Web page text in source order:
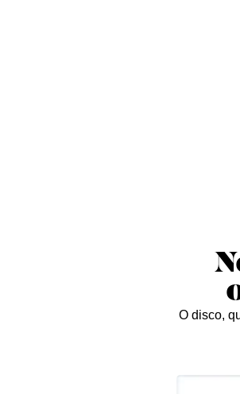
O disco,